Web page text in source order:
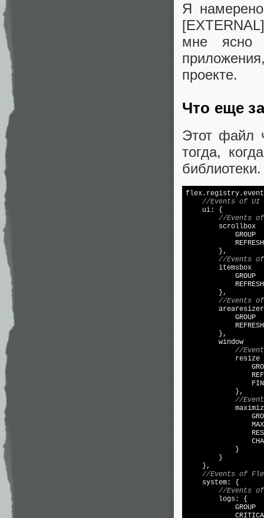
Я
мне ясно
проекте.
Что еще
Этот файл
тогда,
//Events of UI
    ui: {
//Events
scrollbox
GROUP
        },
//Events of
itemsbox
GROUP
        },
//Events
GROUP
        },
window
//
resize
            },
//
            }
        }
    },
//Events of
    system: {
//Events
        logs: {
GROUP